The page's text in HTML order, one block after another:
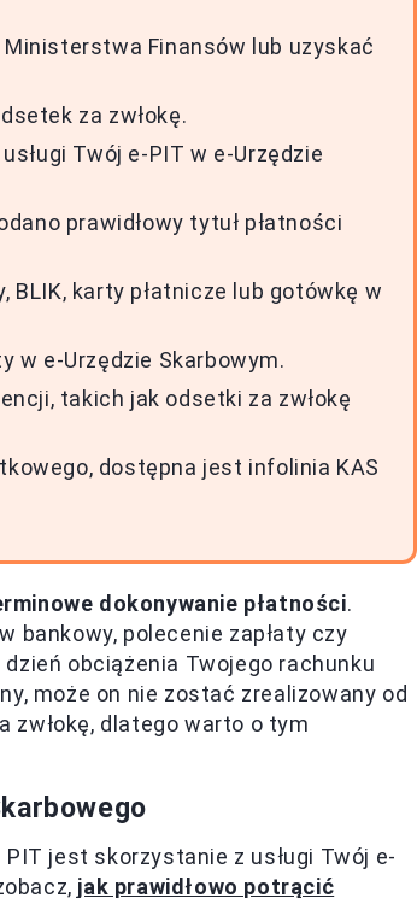
Finansów lub uzyskać
za zwłokę.
Twój e-PIT w e-Urzędzie
prawidłowy tytuł płatności
BLIK, karty płatnicze lub gotówkę w
w e-Urzędzie Skarbowym.
takich jak odsetki za zwłokę
dostępna jest infolinia KAS
dokonywanie płatności.
bankowy, polecenie zapłaty czy
obciążenia Twojego rachunku
może on nie zostać zrealizowany od
zwłokę, dlatego warto o tym
jest skorzystanie z usługi Twój e-
jak prawidłowo potrącić